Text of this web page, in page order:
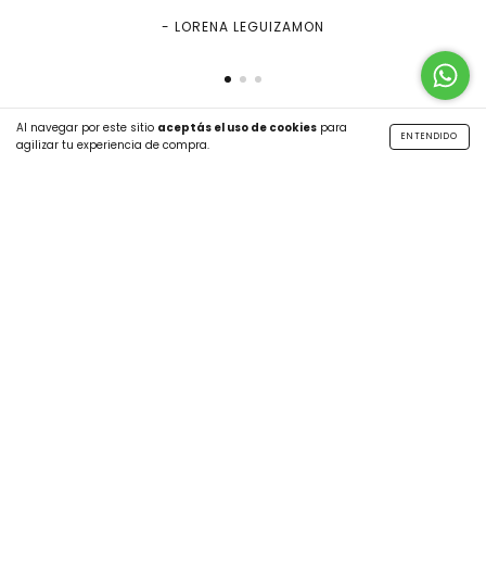
Al navegar por este sitio aceptás el uso de cookies para
agilizar tu experiencia de compra.
ENTENDIDO
- LORENA LEGUIZAMON